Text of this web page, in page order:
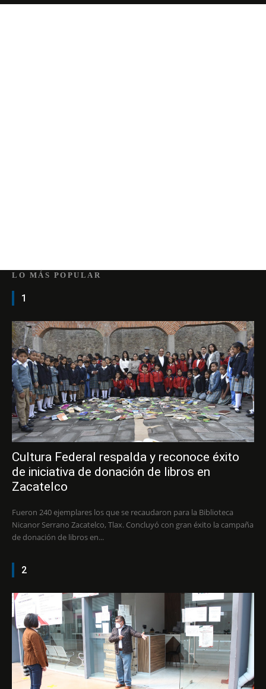
LO MÁS POPULAR
1
Cultura Federal respalda y reconoce éxito
de iniciativa de donación de libros en
Zacatelco
Fueron 240 ejemplares los que se recaudaron para la Biblioteca
Nicanor Serrano Zacatelco, Tlax. Concluyó con gran éxito la campaña
de donación de libros en...
2